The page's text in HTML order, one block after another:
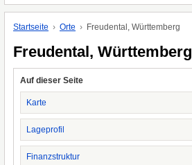
Startseite Orte Freudental, Württemberg
Freudental, Württemberg
Auf dieser Seite
Karte
Lageprofil
Finanzstruktur